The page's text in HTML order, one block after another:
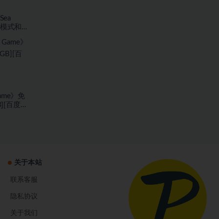
式和海
》免
百度网
关于本站
联系客服
隐私协议
关于我们